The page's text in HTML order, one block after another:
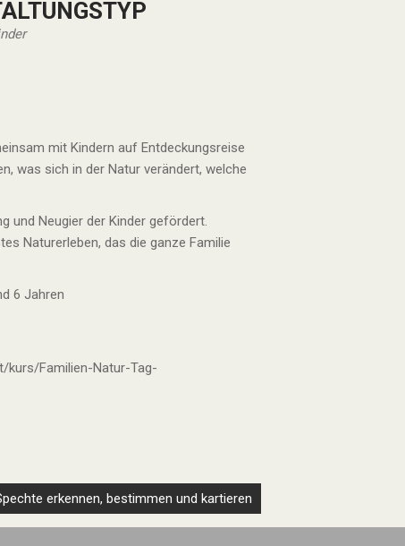
mit Kindern auf Entdeckungsreise
was sich in der Natur verändert, welche
und Neugier der Kinder gefördert.
Naturerleben, das die ganze Familie
6 Jahren
kurs/Familien-Natur-Tag-
erkennen, bestimmen und kartieren